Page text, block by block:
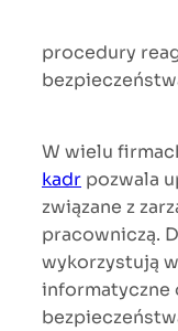
procedury
W wielu
kadr pozwala
związane z
pracowniczą.
wykorzystują
informatyczne